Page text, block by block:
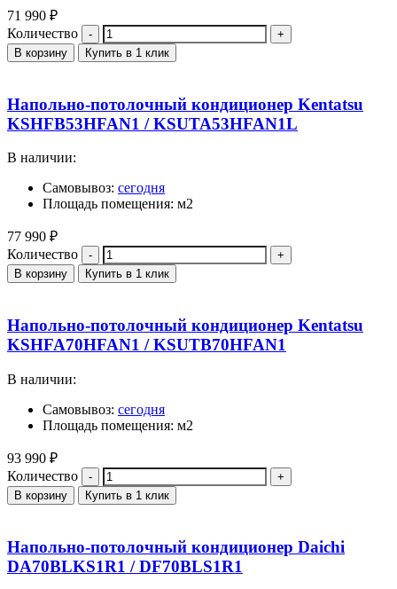
71 990 ₽
Количество
В корзину Купить в 1 клик
Напольно-потолочный кондиционер Kentatsu
KSHFB53HFAN1 / KSUTA53HFAN1L
В наличии:
Самовывоз: сегодня
Площадь помещения: м2
77 990 ₽
Количество
В корзину Купить в 1 клик
Напольно-потолочный кондиционер Kentatsu
KSHFA70HFAN1 / KSUTB70HFAN1
В наличии:
Самовывоз: сегодня
Площадь помещения: м2
93 990 ₽
Количество
В корзину Купить в 1 клик
Напольно-потолочный кондиционер Daichi
DA70BLKS1R1 / DF70BLS1R1